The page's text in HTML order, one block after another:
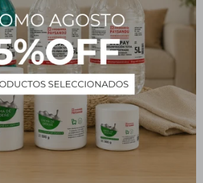
TE PUEDEN INTERESAR